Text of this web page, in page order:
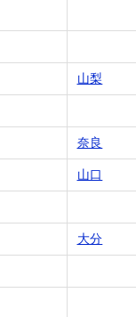
山梨
奈良
山口
大分